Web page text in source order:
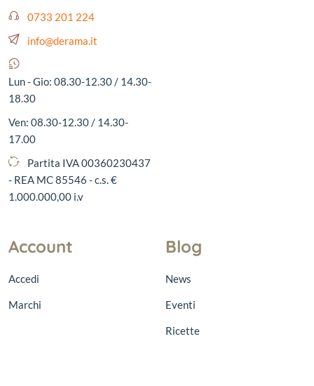
0733 201 224
info@derama.it
Lun - Gio: 08.30-12.30 / 14.30-
18.30
Ven: 08.30-12.30 / 14.30-
17.00
Partita IVA 00360230437
- REA MC 85546 - c.s. €
1.000.000,00 i.v
Account
Accedi
Marchi
Blog
News
Eventi
Ricette